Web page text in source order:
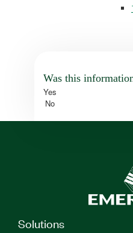
Was this
Yes
No
Solutions